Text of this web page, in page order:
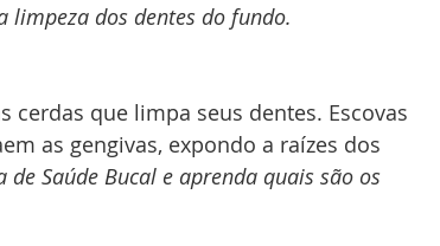
dos dentes do fundo.
cerdas que limpa seus dentes. Escovas
as gengivas, expondo a raízes dos
de Saúde Bucal e aprenda quais são os